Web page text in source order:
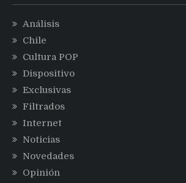
Análisis
Chile
Cultura POP
Dispositivo
Exclusivas
Filtrados
Internet
Noticias
Novedades
Opinión